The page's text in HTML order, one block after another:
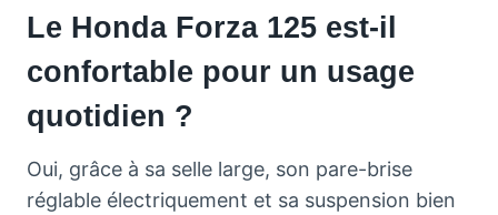
Le Honda Forza 125 est-il
confortable pour un usage
quotidien ?
Oui, grâce à sa selle large, son pare-brise
réglable électriquement et sa suspension bien